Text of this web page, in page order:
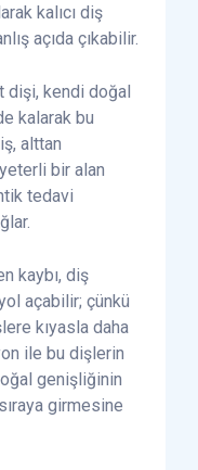
kalıcı diş
açıda çıkabilir.
dişi, kendi doğal
kalarak bu
alttan
bir alan
tedavi
kaybı, diş
açabilir; çünkü
kıyasla daha
ile bu dişlerin
genişliğinin
girmesine